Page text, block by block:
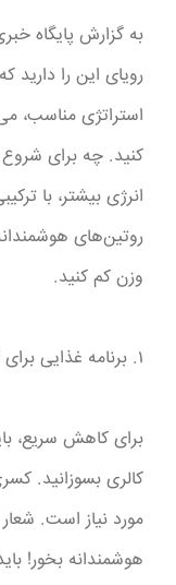
به گزارش پایگاه
رویای این را
استراتژی مناسب،
کنید. چه برای
انرژی بیشتر، با
روتین‌های
وزن کم کنید.
۱. برنامه غذایی برای کاهش وزن سریع
برای کاهش سریع،
مورد نیاز است.
هوشمندانه بخور!